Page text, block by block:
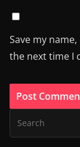
Save my
the next time I